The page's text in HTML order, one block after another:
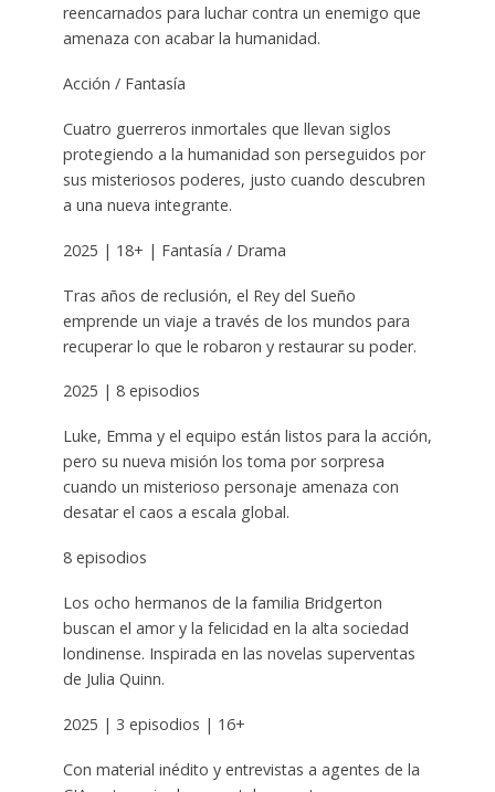
reencarnados para luchar contra un enemigo que
amenaza con acabar la humanidad.
Acción / Fantasía
Cuatro guerreros inmortales que llevan siglos
protegiendo a la humanidad son perseguidos por
sus misteriosos poderes, justo cuando descubren
a una nueva integrante.
2025 | 18+ | Fantasía / Drama
Tras años de reclusión, el Rey del Sueño
emprende un viaje a través de los mundos para
recuperar lo que le robaron y restaurar su poder.
2025 | 8 episodios
Luke, Emma y el equipo están listos para la acción,
pero su nueva misión los toma por sorpresa
cuando un misterioso personaje amenaza con
desatar el caos a escala global.
8 episodios
Los ocho hermanos de la familia Bridgerton
buscan el amor y la felicidad en la alta sociedad
londinense. Inspirada en las novelas superventas
de Julia Quinn.
2025 | 3 episodios | 16+
Con material inédito y entrevistas a agentes de la